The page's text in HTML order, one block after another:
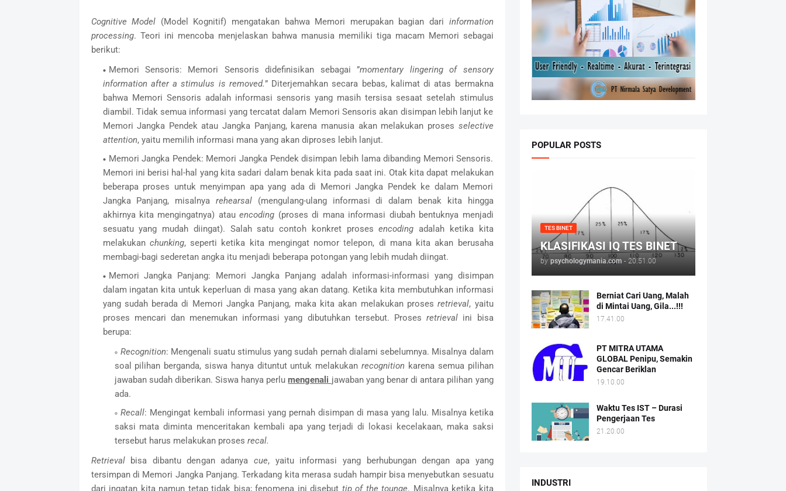
Cognitive Model (Model Kognitif) mengatakan bahwa Memori merupakan bagian dari information
processing. Teori ini mencoba menjelaskan bahwa manusia memiliki tiga macam Memori sebagai
berikut:
Memori Sensoris: Memori Sensoris didefinisikan sebagai ”momentary lingering of sensory
information after a stimulus is removed.” Diterjemahkan secara bebas, kalimat di atas bermakna
bahwa Memori Sensoris adalah informasi sensoris yang masih tersisa sesaat setelah stimulus
diambil. Tidak semua informasi yang tercatat dalam Memori Sensoris akan disimpan lebih lanjut ke
Memori Jangka Pendek atau Jangka Panjang, karena manusia akan melakukan proses selective
attention, yaitu memilih informasi mana yang akan diproses lebih lanjut.
Memori Jangka Pendek: Memori Jangka Pendek disimpan lebih lama dibanding Memori Sensoris.
Memori ini berisi hal-hal yang kita sadari dalam benak kita pada saat ini. Otak kita dapat melakukan
beberapa proses untuk menyimpan apa yang ada di Memori Jangka Pendek ke dalam Memori
Jangka Panjang, misalnya rehearsal (mengulang-ulang informasi di dalam benak kita hingga
akhirnya kita mengingatnya) atauencoding (proses di mana informasi diubah bentuknya menjadi
sesuatu yang mudah diingat). Salah satu contoh konkret prosesencoding adalah ketika kita
melakukan chunking, seperti ketika kita mengingat nomor telepon, di mana kita akan berusaha
membagi-bagi sederetan angka itu menjadi beberapa potongan yang lebih mudah diingat.
Memori Jangka Panjang: Memori Jangka Panjang adalah informasi-informasi yang disimpan
dalam ingatan kita untuk keperluan di masa yang akan datang. Ketika kita membutuhkan informasi
yang sudah berada di Memori Jangka Panjang, maka kita akan melakukan prosesretrieval, yaitu
proses mencari dan menemukan informasi yang dibutuhkan tersebut. Prosesretrieval ini bisa
berupa:
Recognition: Mengenali suatu stimulus yang sudah pernah dialami sebelumnya. Misalnya dalam
soal pilihan berganda, siswa hanya dituntut untuk melakukanrecognition karena semua pilihan
jawaban sudah diberikan. Siswa hanya perlumengenali jawaban yang benar di antara pilihan yang
ada.
Recall: Mengingat kembali informasi yang pernah disimpan di masa yang lalu. Misalnya ketika
saksi mata diminta menceritakan kembali apa yang terjadi di lokasi kecelakaan, maka saksi
tersebut harus melakukan proses recal.
Retrievalbisa dibantu dengan adanya cue, yaitu informasi yang berhubungan dengan apa yang
tersimpan di Memori Jangka Panjang. Terkadang kita merasa sudah hampir bisa menyebutkan sesuatu
dari ingatan kita namun tetap tidak bisa; fenomena ini disebut tip of the tounge. Misalnya ketika kita
POPULAR POSTS
TES BINET
KLASIFIKASI IQ TES BINET
by psychologymania.com - 20.51.00
Berniat Cari Uang, Malah
di Mintai Uang, Gila...!!!
17.41.00
PT MITRA UTAMA
GLOBAL Penipu, Semakin
Gencar Beriklan
19.10.00
Waktu Tes IST – Durasi
Pengerjaan Tes
21.20.00
INDUSTRI